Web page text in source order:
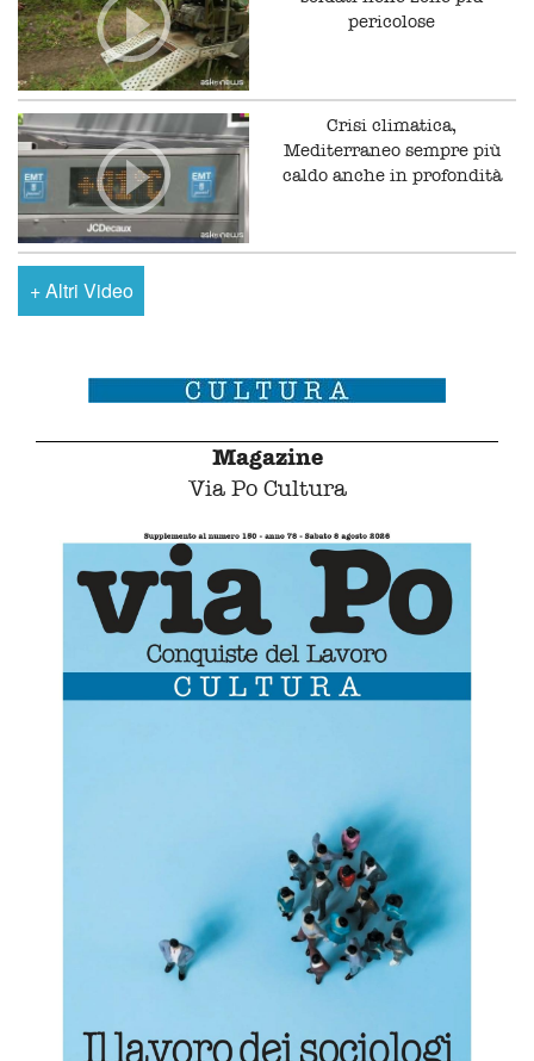
pericolose
Crisi climatica,
Mediterraneo sempre più
caldo anche in profondità
+Altri Video
Magazine
Via Po Cultura